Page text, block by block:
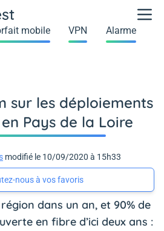
mobile VPN Alarme
sur les déploiements
Pays de la Loire
modifié le 10/09/2020 à 15h33
nous à vos favoris
dans un an, et 90% de
en fibre d’ici deux ans :